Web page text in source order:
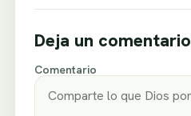
Deja un comentario
Comentario